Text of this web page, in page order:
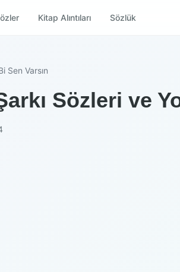
Kitap Alıntıları Sözlük
Sen Varsın
Sözleri ve